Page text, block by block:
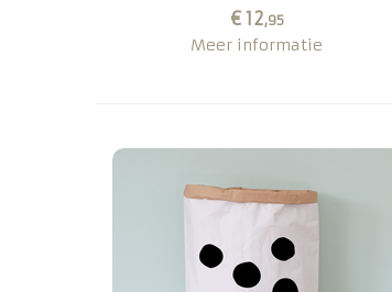
€ 12,95
Meer informatie